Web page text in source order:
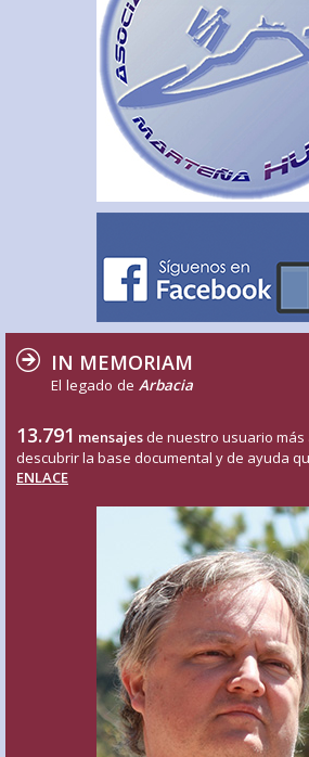
IN MEMORIAM
El legado de Arbacia
13.791 mensajes de nuestro usuario más
descubrir la base documental y de ayuda
ENLACE